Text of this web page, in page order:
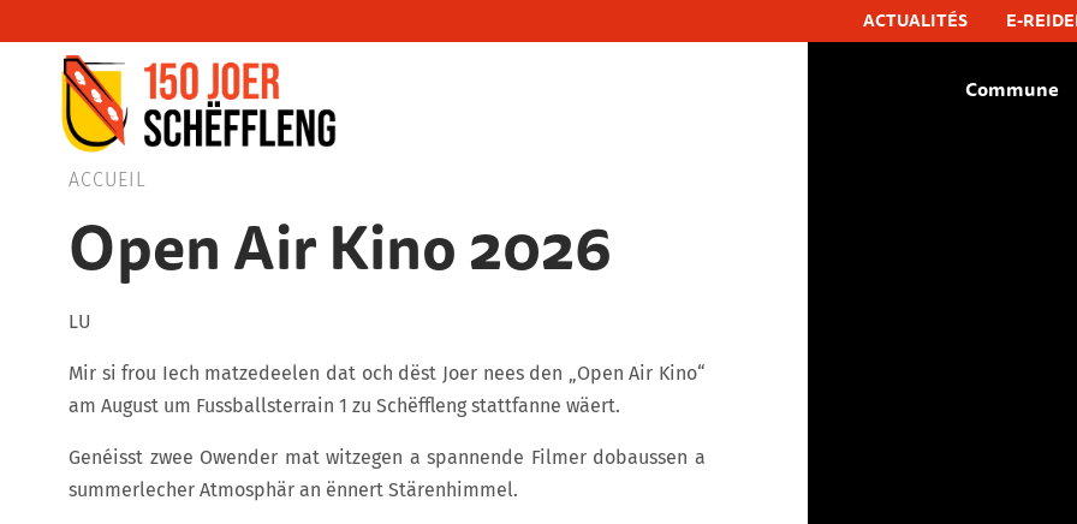
Schifflange, schifflange-logo, gemeng schëfflenge, commune de schifflange
ACTUALITÉS E-
Commune
ACCUEIL
Open Air Kino 2026
LU
Mir si frou Iech matzedeelen dat och dëst Joer nees den „Open Air Kino“
am August um Fussballsterrain 1 zu Schëffleng stattfanne wäert.
Genéisst zwee Owender mat witzegen a spannende Filmer dobaussen a
summerlecher Atmosphär an ënnert Stärenhimmel.